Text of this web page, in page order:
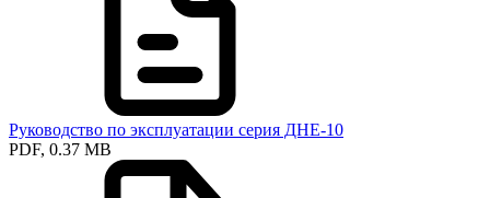
Руководство по эксплуатации серия ДНЕ-10
PDF, 0.37 MB